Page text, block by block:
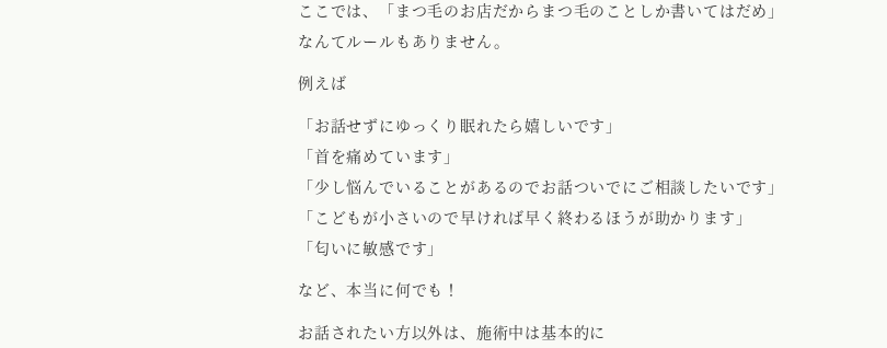
ここでは、「まつ毛のお店だからまつ毛のことしか書いてはだめ」
なんてルールもありません。
例えば
「お話せずにゆっくり眠れたら嬉しいです」
「首を痛めています」
「少し悩んでいることがあるのでお話ついでにご相談したいです」
「こどもが小さいので早ければ早く終わるほうが助かります」
「匂いに敏感です」
など、本当に何でも！
お話されたい方以外は、施術中は基本的に